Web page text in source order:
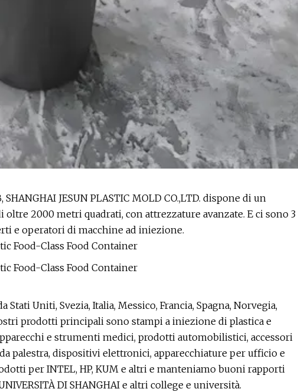
JESUN PLASTIC MOLD CO.,LTD. dispone di un
2000 metri quadrati, con attrezzature avanzate. E ci sono 3
e operatori di macchine ad iniezione.
Uniti, Svezia, Italia, Messico, Francia, Spagna, Norvegia,
prodotti principali sono stampi a iniezione di plastica e
e strumenti medici, prodotti automobilistici, accessori
palestra, dispositivi elettronici, apparecchiature per ufficio e
per INTEL, HP, KUM e altri e manteniamo buoni rapporti
DI SHANGHAI e altri college e università.